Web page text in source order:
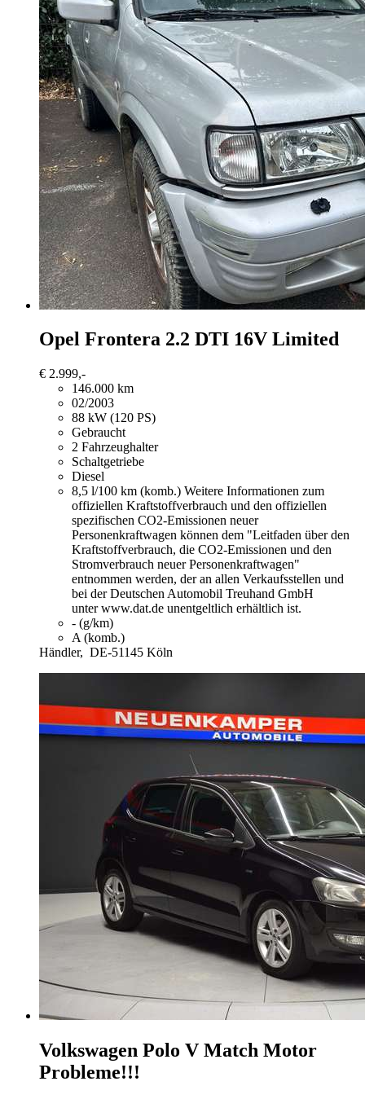
Opel Frontera 2.2 DTI 16V Limited
€ 2.999,-
146.000 km
02/2003
88 kW (120 PS)
Gebraucht
2 Fahrzeughalter
Schaltgetriebe
Diesel
8,5 l/100 km (komb.) Weitere Informationen zum
offiziellen Kraftstoffverbrauch und den offiziellen
spezifischen CO2-Emissionen neuer
Personenkraftwagen können dem "Leitfaden über den
Kraftstoffverbrauch, die CO2-Emissionen und den
Stromverbrauch neuer Personenkraftwagen"
entnommen werden, der an allen Verkaufsstellen und
bei der Deutschen Automobil Treuhand GmbH
unter www.dat.de unentgeltlich erhältlich ist.
- (g/km)
A (komb.)
Händler, DE-51145 Köln
Volkswagen Polo V Match Motor
Probleme!!!